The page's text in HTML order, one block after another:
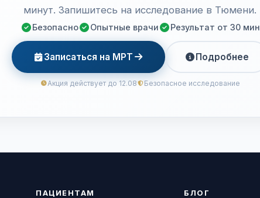
минут. Запишитесь на исследование в Тюмени.
Безопасно Опытные врачи Результат от 30 мин
Записаться на МРТ Подробнее
Акция действует до 12.08 Безопасное исследование
ПАЦИЕНТАМ БЛОГ